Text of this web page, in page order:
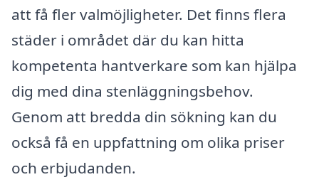
att få fler valmöjligheter. Det finns flera
städer i området där du kan hitta
kompetenta hantverkare som kan hjälpa
dig med dina stenläggningsbehov.
Genom att bredda din sökning kan du
också få en uppfattning om olika priser
och erbjudanden.